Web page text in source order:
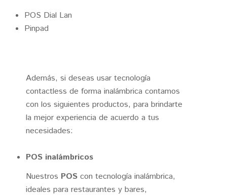
POS Dial Lan
Pinpad
Además, si deseas usar tecnología
contactless de forma inalámbrica contamos
con los siguientes productos, para brindarte
la mejor experiencia de acuerdo a tus
necesidades:
POS inalámbricos
Nuestros POS con tecnología inalámbrica,
ideales para restaurantes y bares,